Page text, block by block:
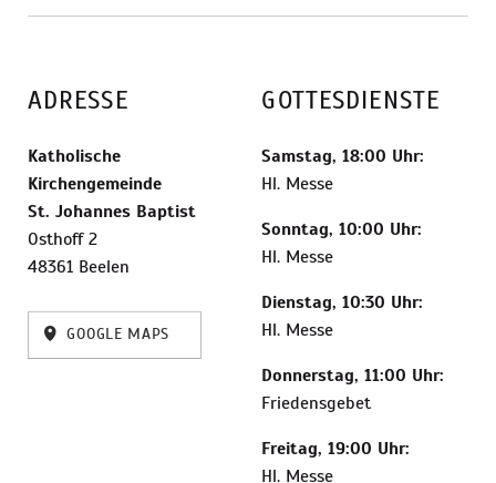
ADRESSE
Katholische
Kirchengemeinde
St. Johannes Baptist
Osthoff 2
48361 Beelen
GOOGLE MAPS
GOTTESDIENSTE
Samstag, 18:00 Uhr:
Hl. Messe
Sonntag, 10:00 Uhr:
Hl. Messe
Dienstag, 10:30 Uhr:
Hl. Messe
Donnerstag, 11:00 Uhr:
Friedensgebet
Freitag, 19:00 Uhr:
Hl. Messe